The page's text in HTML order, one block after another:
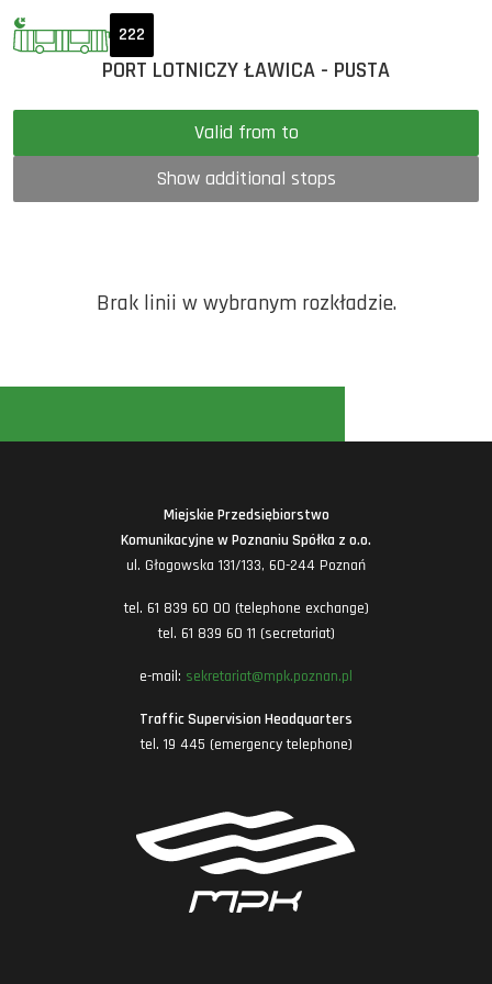
222
PORT LOTNICZY ŁAWICA - PUSTA
Valid from to
Show additional stops
Brak linii w wybranym rozkładzie.
Miejskie Przedsiębiorstwo
Komunikacyjne w Poznaniu Spółka z o.o.
ul. Głogowska 131/133, 60-244 Poznań
tel. 61 839 60 00 (telephone exchange)
tel. 61 839 60 11 (secretariat)
e-mail: sekretariat@mpk.poznan.pl
Traffic Supervision Headquarters
tel. 19 445 (emergency telephone)